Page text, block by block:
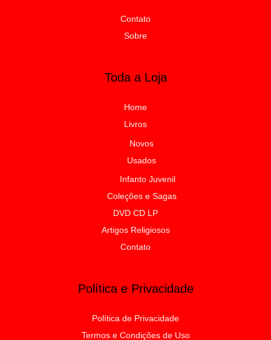
Contato
Sobre
Toda a Loja
Home
Livros
Novos
Usados
Infanto Juvenil
Coleções e Sagas
DVD CD LP
Artigos Religiosos
Contato
Política e Privacidade
Política de Privacidade
Termos e Condições de Uso